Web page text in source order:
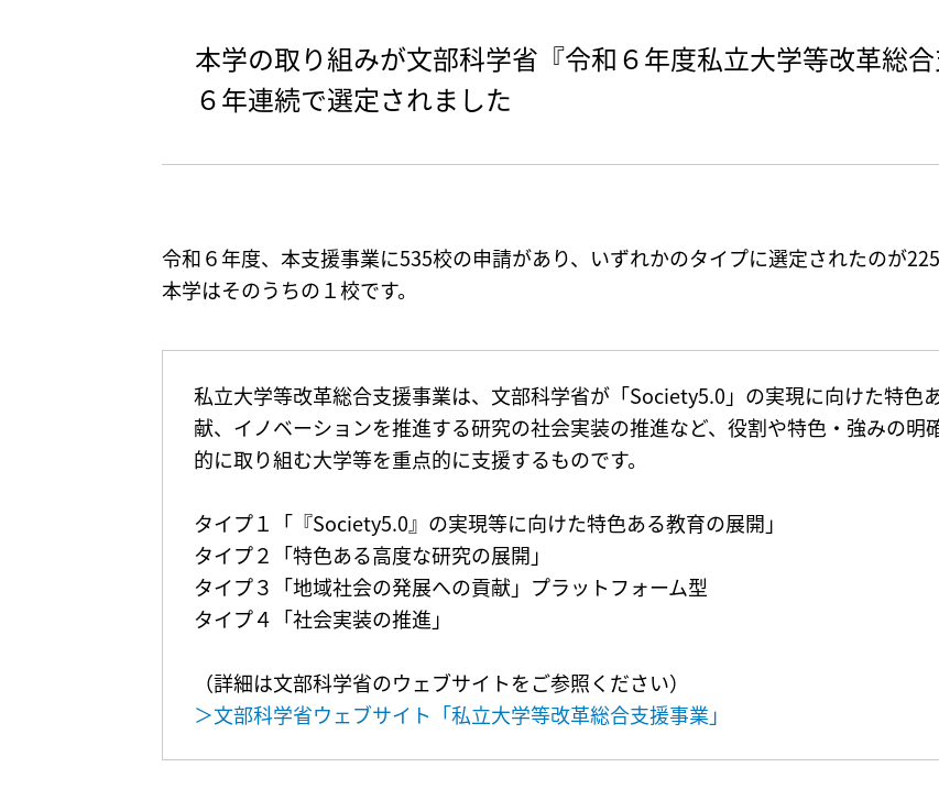
本学の取り組みが文部科学省『令和６年度私立大学等改革総合
６年連続で選定されました
令和６年度、本支援事業に535校の申請があり、いずれかのタイプに選定されたのが
本学はそのうちの１校です。
私立大学等改革総合支援事業は、文部科学省が「Society5.0」の実現に向けた特色
献、イノベーションを推進する研究の社会実装の推進など、役割や特色・強みの
的に取り組む大学等を重点的に支援するものです。
タイプ１「『Society5.0』の実現等に向けた特色ある教育の展開」
タイプ２「特色ある高度な研究の展開」
タイプ３「地域社会の発展への貢献」プラットフォーム型
タイプ４「社会実装の推進」
（詳細は文部科学省のウェブサイトをご参照ください）
＞文部科学省ウェブサイト「私立大学等改革総合支援事業」